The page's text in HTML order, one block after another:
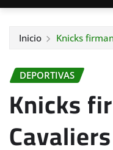
Inicio Knicks
DEPORTIVAS
Knicks
Cavaliers